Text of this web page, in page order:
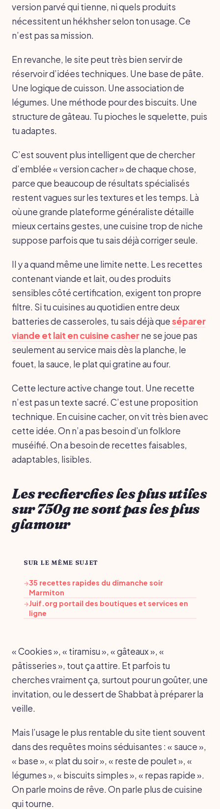
version parvé qui tienne, ni quels produits
nécessitent un hékhsher selon ton usage. Ce
n’est pas sa mission.
En revanche, le site peut très bien servir de
réservoir d’idées techniques. Une base de pâte.
Une logique de cuisson. Une association de
légumes. Une méthode pour des biscuits. Une
structure de gâteau. Tu pioches le squelette, puis
tu adaptes.
C’est souvent plus intelligent que de chercher
d’emblée « version cacher » de chaque chose,
parce que beaucoup de résultats spécialisés
restent vagues sur les textures et les temps. Là
où une grande plateforme généraliste détaille
mieux certains gestes, une cuisine trop de niche
suppose parfois que tu sais déjà corriger seule.
Il y a quand même une limite nette. Les recettes
contenant viande et lait, ou des produits
sensibles côté certification, exigent ton propre
filtre. Si tu cuisines au quotidien entre deux
batteries de casseroles, tu sais déjà queséparer
viande et lait en cuisine casherne se joue pas
seulement au service mais dès la planche, le
fouet, la sauce, le plat qui gratine au four.
Cette lecture active change tout. Une recette
n’est pas un texte sacré. C’est une proposition
technique. En cuisine cacher, on vit très bien avec
cette idée. On n’a pas besoin d’un folklore
muséifié. On a besoin de recettes faisables,
adaptables, lisibles.
Les recherches les plus utiles
sur 750g ne sont pas les plus
glamour
SUR LE MÊME SUJET
→35 recettes rapides du dimanche soir
Marmiton
→Juif.org portail des boutiques et services en
ligne
« Cookies », « tiramisu », « gâteaux », «
pâtisseries », tout ça attire. Et parfois tu
cherches vraiment ça, surtout pour un goûter, une
invitation, ou le dessert de Shabbat à préparer la
veille.
Mais l’usage le plus rentable du site tient souvent
dans des requêtes moins séduisantes : « sauce »,
« base », « plat du soir », « reste de poulet », «
légumes », « biscuits simples », « repas rapide ».
On parle moins de rêve. On parle plus de cuisine
qui tourne.